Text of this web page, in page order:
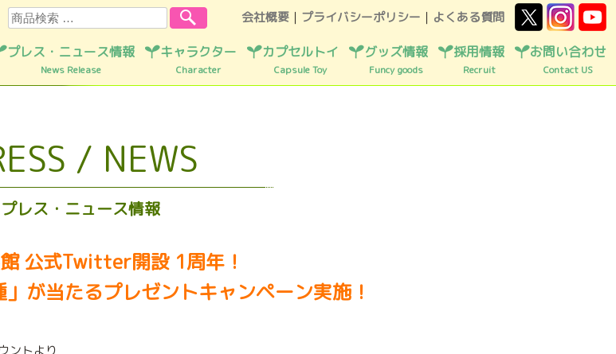
プレス・ニュース情報
News Release
キャラクター
Character
カプセルトイ
Capsule Toy
グッズ情報
Funcy goods
採用情報
Recruit
お問い合わせ
Contact US
会社概要 ｜ プライバシーポリシー ｜ よくある質問
検索
/ NEWS
プレス・ニュース情報
公式Twitter開設 1周年！
が当たるプレゼントキャンペーン実施！
ントより